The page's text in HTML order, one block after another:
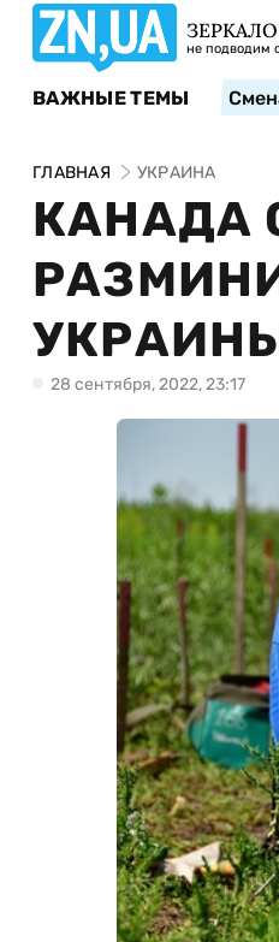
не подводим
ВАЖНЫЕ ТЕМЫ
ГЛАВНАЯ УКРАИНА
КАНАДА
28 сентября, 2022, 23:17